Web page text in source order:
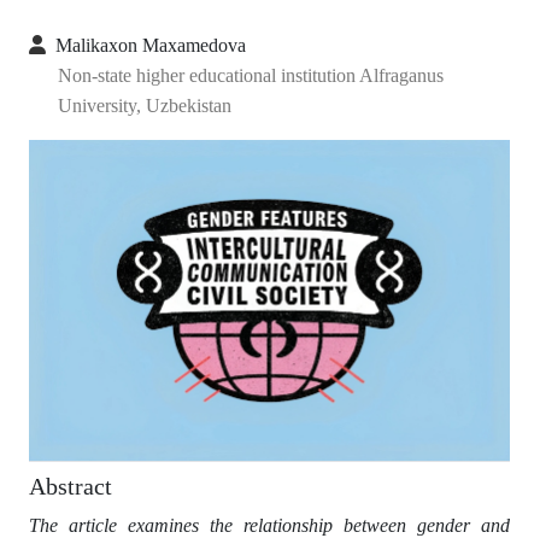
Malikaxon Maxamedova
Non-state higher educational institution Alfraganus
University, Uzbekistan
Abstract
The article examines the relationship between gender and